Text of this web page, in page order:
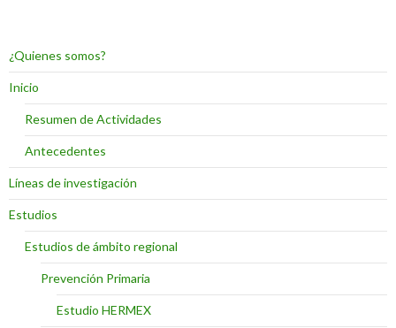
¿Quienes somos?
Inicio
Resumen de Actividades
Antecedentes
Líneas de investigación
Estudios
Estudios de ámbito regional
Prevención Primaria
Estudio HERMEX